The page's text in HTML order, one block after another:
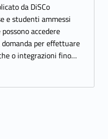
da DiSCo
e studenti ammessi
accedere
per effettuare
o integrazioni fino…